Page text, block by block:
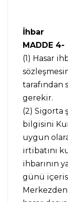
İhbar
MADDE 4-
(1) Hasar
tarafından
gerekir.
(2) Sigorta
bilgisini
uygun
irtibatını
ihbarının
günü
Merkezden